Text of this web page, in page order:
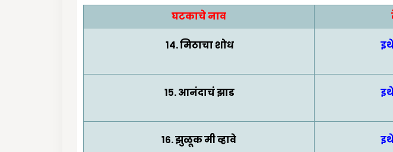
घटकाचे नाव
१४. मिठाचा शोध
१५. आनंदाचं झाड
१६. झुळूक मी व्हावे